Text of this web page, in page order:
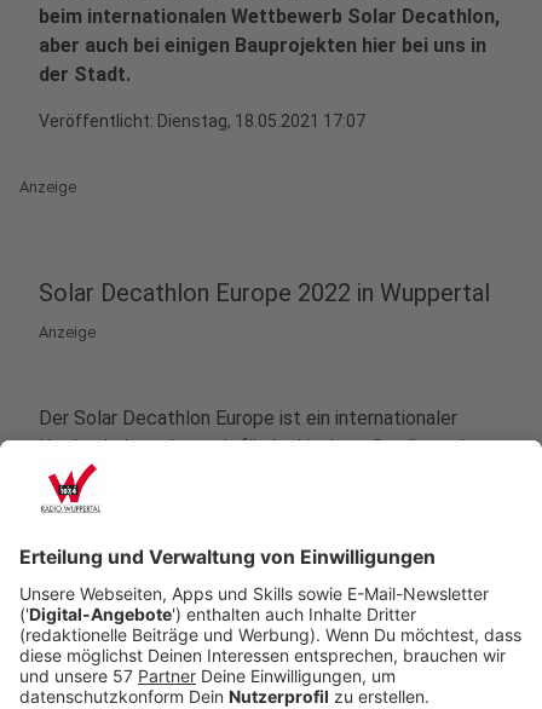
beim internationalen Wettbewerb Solar Decathlon,
aber auch bei einigen Bauprojekten hier bei uns in
der Stadt.
Veröffentlicht: Dienstag, 18.05.2021 17:07
Anzeige
Solar Decathlon Europe 2022 in Wuppertal
Anzeige
Der Solar Decathlon Europe ist ein internationaler
Hochschulwettbewerb für Architektur. Studierende
aus der ganzen Welt können ihre Projekte für
nachhaltiges Wohnen einreichen. Die Ideen müssen in
Wuppertal ist die erste deutsche Stadt, in der der
Wettbewerb ausgetragen wird. Die Teilnehmenden
sollen konkrete Gebäude in unserer Stadt